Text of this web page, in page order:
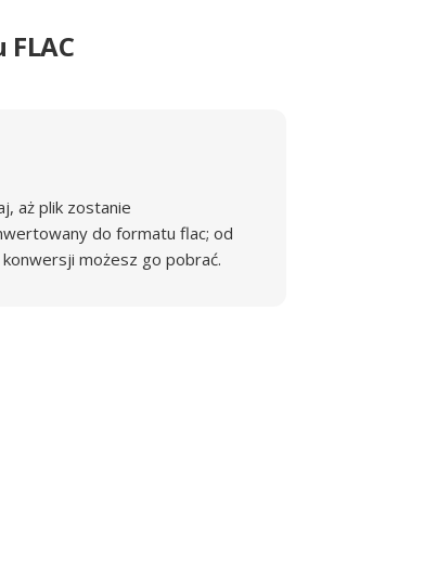
aż plik zostanie
do formatu flac; od
możesz go pobrać.